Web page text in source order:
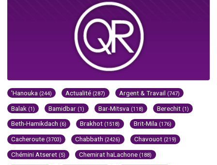
'Hanouka (244) Actualité (287) Argent & Travail (747)
Balak (1) Bamidbar (1) Bar-Mitsva (118) Berechit (1)
Beth-Hamikdach (6) Brakhot (1518) Brit-Mila (176)
Cacheroute (3703) Chabbath (2426) Chavouot (219)
Chémini Atseret (5) Chemirat haLachone (188)